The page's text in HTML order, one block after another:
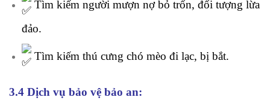
Tìm kiếm người mượn nợ bỏ trốn, đối tượng lừa
đảo.
Tìm kiếm thú cưng chó mèo đi lạc, bị bắt.
3.4 Dịch vụ bảo vệ bảo an: